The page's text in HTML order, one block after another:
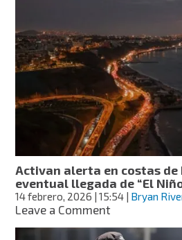
México
se
calienta
más
rápido
que
el
planeta,
podría
aumentar
2.7
grados
en
Activan alerta en costas de
eventual llegada de “El
14 febrero, 2026 | 15:54 | Bryan
Leave a Commenton
alerta